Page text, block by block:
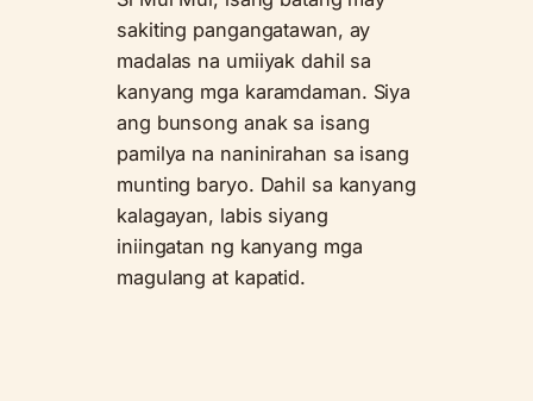
sakiting pangangatawan, ay
madalas na umiiyak dahil sa
kanyang mga karamdaman. Siya
ang bunsong anak sa isang
pamilya na naninirahan sa isang
munting baryo. Dahil sa kanyang
kalagayan, labis siyang
iniingatan ng kanyang mga
magulang at kapatid.